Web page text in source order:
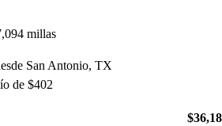
millas
San Antonio, TX
de $402